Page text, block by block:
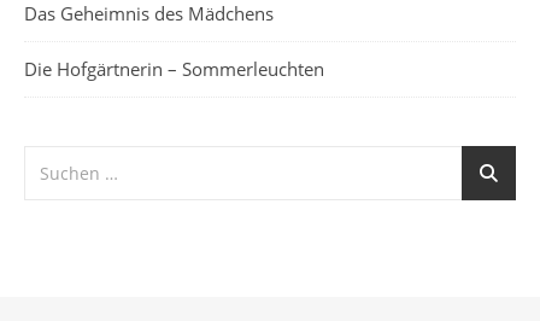
Das Geheimnis des Mädchens
Die Hofgärtnerin – Sommerleuchten